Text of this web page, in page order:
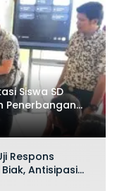
Siswa SD
Penerbangan
layang di
Respons
Antisipasi
BBM